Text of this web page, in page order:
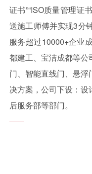
证书”“ISO质量管理证
送施工师傅并实现3分
服务超过10000+企业
都建工、宝洁成都等
门、智能直线门、悬
决方案，公司下设：
后服务部等部门。